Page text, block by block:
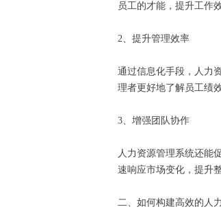
员工的才能，提升工作
2、提升管理效率
通过信息化手段，人力
理者更好地了解员工绩
3、增强团队协作
人力资源管理系统还能
速响应市场变化，提升
二、如何构建高效的人